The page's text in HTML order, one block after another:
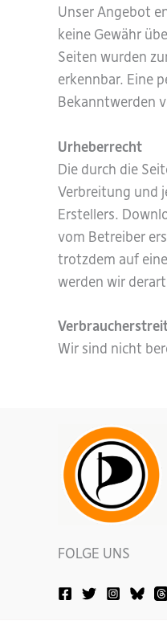
Unser Angebot
keine Gewähr
Seiten wurden
erkennbar. Eine
Bekanntwerden
Urheberrecht
Die durch die
Verbreitung und
Erstellers.
vom Betreiber
trotzdem auf
werden wir
Wir sind nicht
FOLGE UNS